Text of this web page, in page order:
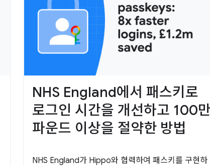
NHS England에서 패스키로
로그인 시간을 개선하고 100만
파운드 이상을 절약한 방법
NHS England가 Hippo와 협력하여 패스키를 구현하